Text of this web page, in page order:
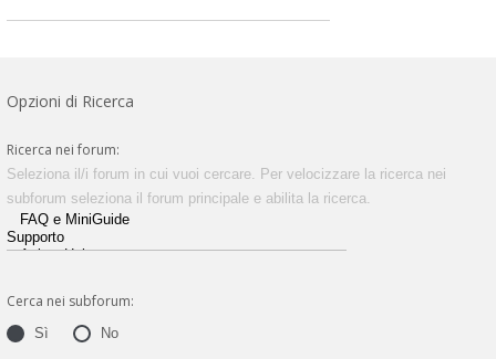
Opzioni di Ricerca
Ricerca nei forum:
Seleziona il/i forum in cui vuoi cercare. Per velocizzare la ricerca nei
subforum seleziona il forum principale e abilita la ricerca.
Cerca nei subforum:
Sì No